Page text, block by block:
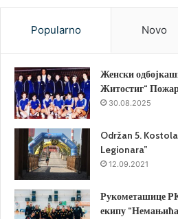
Popularno Novo
Женски
Житостиг“
30.08.2025
Održan 5.
Legionara”
12.09.2021
Рукометашице РК
екипу